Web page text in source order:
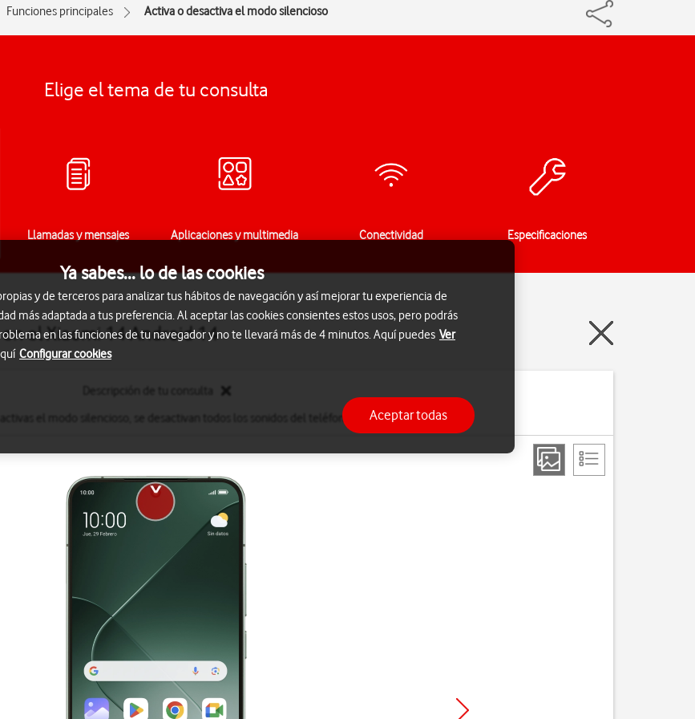
Funciones principales Activa o desactiva el modo silencioso
Elige el tema de tu consulta
Llamadas y mensajes Aplicaciones y multimedia Conectividad Especificaciones
el Xiaomi 14 Android 14
el modo silencioso, se desactivan todos los sonidos del teléfono.
Ya sabes... lo de las cookies
y de terceros para analizar tus hábitos de navegación y así mejorar tu experiencia de
más adaptada a tus preferencia. Al aceptar las cookies consientes estos usos, pero podrás
en las funciones de tu navegador y no te llevará más de 4 minutos. Aquí puedes Ver
Configurar cookies
Aceptar todas